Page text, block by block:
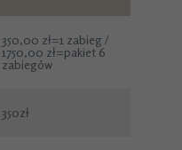
350,00 zł=1 zabieg /
1750,00 zł=pakiet 6
zabiegów
350zł